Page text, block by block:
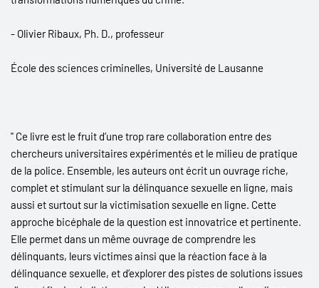
ponctuellement, un chapitre à la fois.
- Olivier Ribaux, Ph. D., professeur
École des sciences criminelles, Université de Lausanne
" Ce livre est le fruit d’une trop rare collaboration entre des
chercheurs universitaires expérimentés et le milieu de pratique
de la police. Ensemble, les auteurs ont écrit un ouvrage riche,
complet et stimulant sur la délinquance sexuelle en ligne, mais
aussi et surtout sur la victimisation sexuelle en ligne. Cette
approche bicéphale de la question est innovatrice et pertinente.
Elle permet dans un même ouvrage de comprendre les
délinquants, leurs victimes ainsi que la réaction face à la
délinquance sexuelle, et d’explorer des pistes de solutions issues